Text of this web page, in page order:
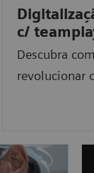
c/
Descubra
revolucionar